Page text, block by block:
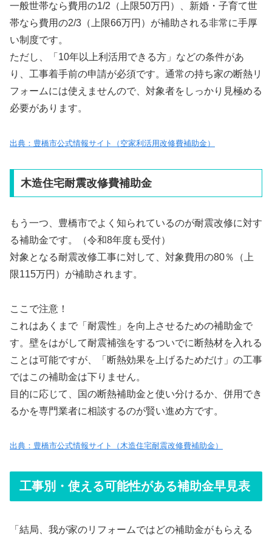
一般世帯なら費用の1/2（上限50万円）、新婚・子育て世
帯なら費用の2/3（上限66万円）が補助される非常に手厚
い制度です。
ただし、「10年以上利活用できる方」などの条件があ
り、工事着手前の申請が必須です。通常の持ち家の断熱リ
フォームには使えませんので、対象者をしっかり見極める
必要があります。
出典：豊橋市公式情報サイト（空家利活用改修費補助金）
木造住宅耐震改修費補助金
もう一つ、豊橋市でよく知られているのが耐震改修に対す
る補助金です。（令和8年度も受付）
対象となる耐震改修工事に対して、対象費用の80％（上
限115万円）が補助されます。
ここで注意！
これはあくまで「耐震性」を向上させるための補助金で
す。壁をはがして耐震補強をするついでに断熱材を入れる
ことは可能ですが、「断熱効果を上げるためだけ」の工事
ではこの補助金は下りません。
目的に応じて、国の断熱補助金と使い分けるか、併用でき
るかを専門業者に相談するのが賢い進め方です。
出典：豊橋市公式情報サイト（木造住宅耐震改修費補助金）
工事別・使える可能性がある補助金早見表
「結局、我が家のリフォームではどの補助金がもらえる